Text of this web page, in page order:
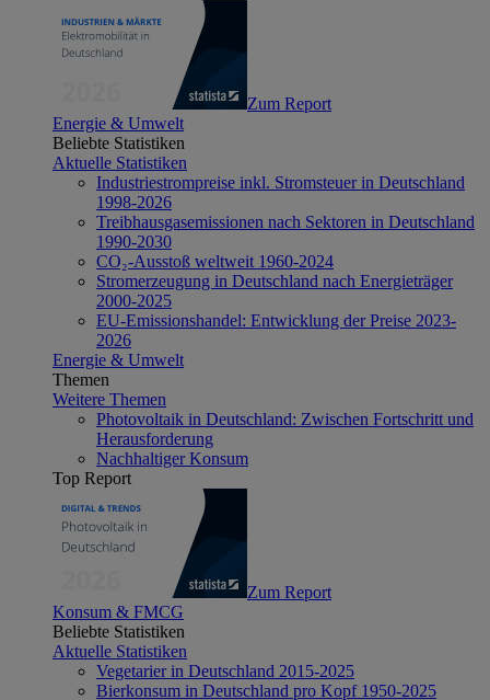
Zum Report
Energie & Umwelt
Beliebte Statistiken
Aktuelle Statistiken
Industriestrompreise inkl. Stromsteuer in Deutschland
1998-2026
Treibhausgasemissionen nach Sektoren in Deutschland
1990-2030
CO₂-Ausstoß weltweit 1960-2024
Stromerzeugung in Deutschland nach Energieträger
2000-2025
EU-Emissionshandel: Entwicklung der Preise 2023-
2026
Energie & Umwelt
Themen
Weitere Themen
Photovoltaik in Deutschland: Zwischen Fortschritt und
Herausforderung
Nachhaltiger Konsum
Top Report
Zum Report
Konsum & FMCG
Beliebte Statistiken
Aktuelle Statistiken
Vegetarier in Deutschland 2015-2025
Bierkonsum in Deutschland pro Kopf 1950-2025